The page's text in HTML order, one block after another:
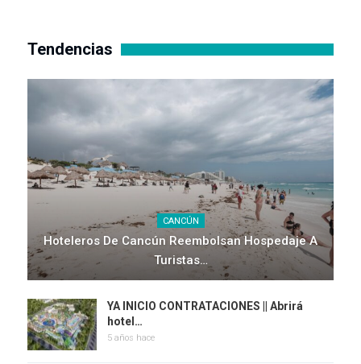
Tendencias
CANCÚN
Hoteleros De Cancún Reembolsan Hospedaje A
Turistas…
YA INICIO CONTRATACIONES || Abrirá
hotel…
5 años hace